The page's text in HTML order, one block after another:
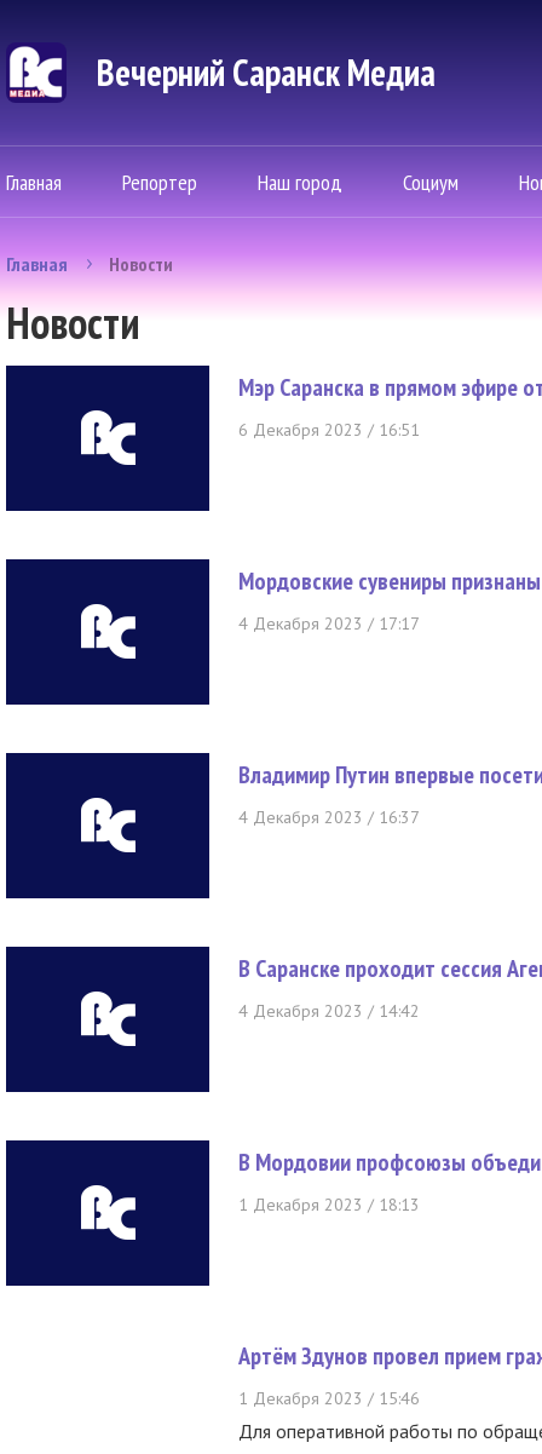
Вечерний Саранск Mедиа
Главная Репортер Наш город Социум
Главная Новости
Новости
Мэр Саранска в прямом эфире
6 Декабря 2023 / 16:51
Мордовские сувениры
4 Декабря 2023 / 17:17
Владимир Путин впервые
4 Декабря 2023 / 16:37
В Саранске проходит сессия
4 Декабря 2023 / 14:42
В Мордовии профсоюзы
1 Декабря 2023 / 18:13
Артём Здунов провел прием
1 Декабря 2023 / 15:46
Для оперативной работы по